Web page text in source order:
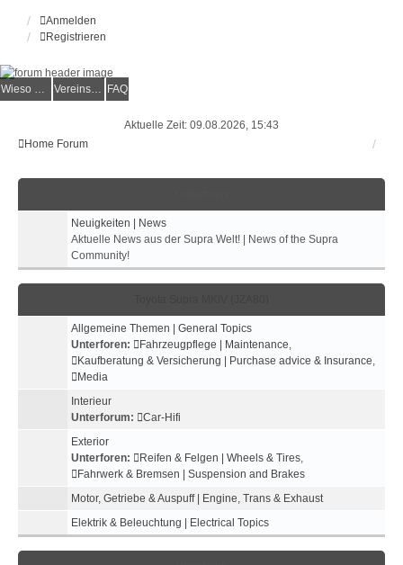
Anmelden
Registrieren
Wieso der e.V.? Vereinsmitglied werden FAQ
Aktuelle Zeit: 09.08.2026, 15:43
Home Forum
Neuigkeiten | News
Aktuelle News aus der Supra Welt! | News of the Supra
Community!
Allgemeine Themen | General Topics
Unterforen:
Fahrzeugpflege | Maintenance,
Kaufberatung & Versicherung | Purchase advice & Insurance,
Media
Interieur
Unterforum:
Car-Hifi
Exterior
Unterforen:
Reifen & Felgen | Wheels & Tires,
Fahrwerk & Bremsen | Suspension and Brakes
Motor, Getriebe & Auspuff | Engine, Trans & Exhaust
Elektrik & Beleuchtung | Electrical Topics